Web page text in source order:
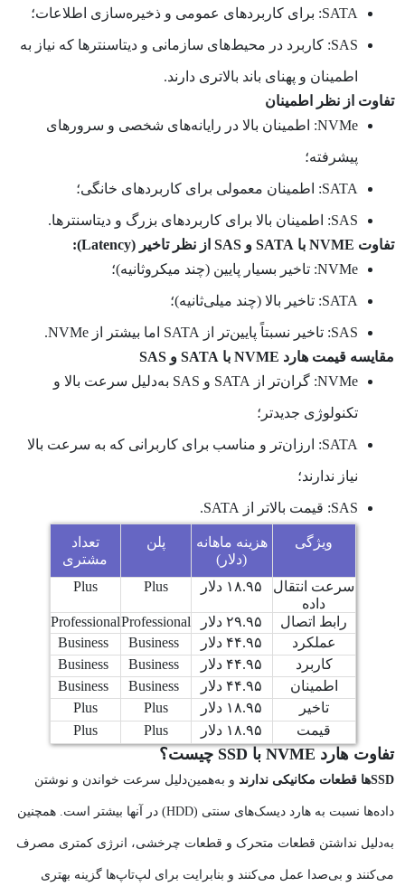
SATA: برای کاربردهای عمومی و ذخیره‌سازی اطلاعات؛
SAS: کاربرد در محیط‌های سازمانی و دیتاسنترها که نیاز به
اطمینان و پهنای باند بالاتری دارند.
تفاوت از نظر اطمینان
NVMe: اطمینان بالا در رایانه‌های شخصی و سرورهای
پیشرفته؛
SATA: اطمینان معمولی برای کاربردهای خانگی؛
SAS: اطمینان بالا برای کاربردهای بزرگ و دیتاسنترها.
تفاوت NVME با SATA و SAS از نظر تاخیر (
Latency
):
NVMe: تاخیر بسیار پایین (چند میکروثانیه)؛
SATA: تاخیر بالا (چند میلی‌ثانیه)؛
SAS: تاخیر نسبتاً پایین‌تر از SATA اما بیشتر از NVMe.
مقایسه قیمت هارد NVME با SATA و SAS
NVMe: گران‌تر از SATA و SAS به‌دلیل سرعت بالا و
تکنولوژی جدیدتر؛
SATA: ارزان‌تر و مناسب برای کاربرانی که به سرعت بالا
نیاز ندارند؛
SAS: قیمت بالاتر از SATA.
ویژگی
هزینه ماهانه
(دلار)
پلن
تعداد
مشتری
سرعت انتقال
داده
۱۸.۹۵ دلار Plus
Plus
رابط اتصال ۲۹.۹۵ دلار Professional
Professional
عملکرد
۴۴.۹۵ دلار
کاربرد
۴۴.۹۵ دلار
اطمینان
۴۴.۹۵ دلار
تاخیر
۱۸.۹۵ دلار Plus
Plus
قیمت
۱۸.۹۵ دلار Plus
Plus
تفاوت هارد NVME با SSD چیست؟
SSD‌ها قطعات مکانیکی ندارند و به‌همین‌دلیل سرعت خواندن و نوشتن
داده‌ها نسبت به هارد دیسک‌های سنتی (HDD) در آنها بیشتر است. همچنین
به‌دلیل نداشتن قطعات متحرک و قطعات چرخشی، انرژی کمتری مصرف
می‌کنند و بی‌صدا عمل می‌کنند و بنابرایت برای لپ‌تاپ‌ها گزینه بهتری